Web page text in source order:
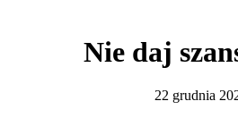
Nie daj
22 grudnia